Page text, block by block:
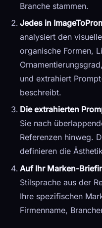
Branche stammen.
Jedes in
analysiert den
organische Formen,
und extrahiert
beschreibt.
Die extrahierten
Sie nach
Referenzen hinweg.
definieren die
Auf Ihr Marken-
Stilsprache aus der
Ihre spezifischen
Firmenname,